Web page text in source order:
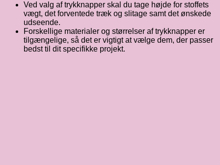
Ved valg af trykknapper skal du tage højde for stoffets
vægt, det forventede træk og slitage samt det ønskede
udseende.
Forskellige materialer og størrelser af trykknapper er
tilgængelige, så det er vigtigt at vælge dem, der passer
bedst til dit specifikke projekt.